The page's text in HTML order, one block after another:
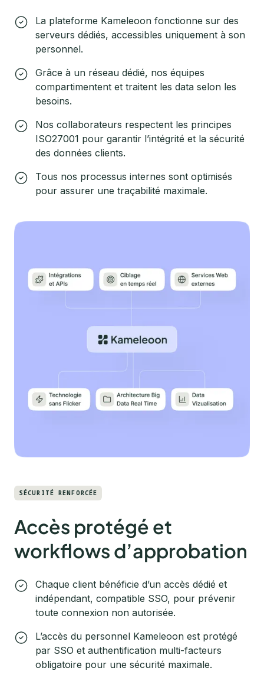
La plateforme Kameleoon fonctionne sur des
serveurs dédiés, accessibles uniquement à son
personnel.
Grâce à un réseau dédié, nos équipes
compartimentent et traitent les data selon les
besoins.
Nos collaborateurs respectent les principes
ISO27001 pour garantir l’intégrité et la sécurité
des données clients.
Tous nos processus internes sont optimisés
pour assurer une traçabilité maximale.
SÉCURITÉ RENFORCÉE
Accès protégé et
workflows d’approbation
Chaque client bénéficie d’un accès dédié et
indépendant, compatible SSO, pour prévenir
toute connexion non autorisée.
L’accès du personnel Kameleoon est protégé
par SSO et authentification multi-facteurs
obligatoire pour une sécurité maximale.